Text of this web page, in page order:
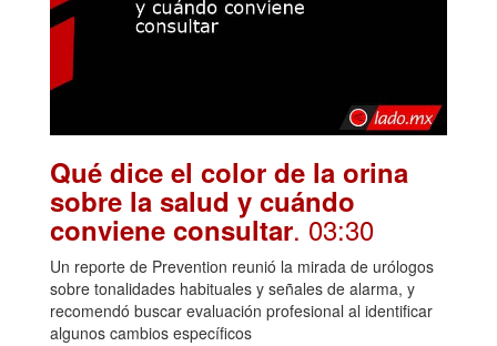
Qué dice el color de la orina
sobre la salud y cuándo
conviene consultar. 03:30
Un reporte de Prevention reunió la mirada de urólogos
sobre tonalidades habituales y señales de alarma, y
recomendó buscar evaluación profesional al identificar
algunos cambios específicos